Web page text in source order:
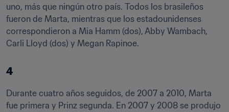
uno, más que ningún otro país. Todos los brasileños
fueron de Marta, mientras que los estadounidenses
correspondieron a Mia Hamm (dos), Abby Wambach,
Carli Lloyd (dos) y Megan Rapinoe.
4
Durante cuatro años seguidos, de 2007 a 2010, Marta
fue primera y Prinz segunda. En 2007 y 2008 se produjo